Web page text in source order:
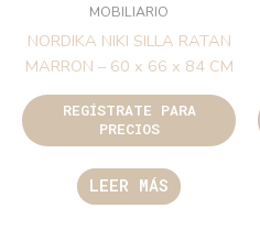
MOBILIARIO
NORDIKA NIKI SILLA RATAN
MARRON – 60 x 66 x 84 CM
REGÍSTRATE PARA
PRECIOS
LEER MÁS